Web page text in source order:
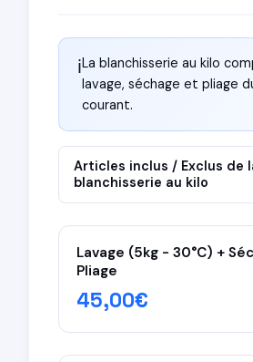
ℹ️La blanchisserie au kilo
lavage, séchage et pliage
courant.
Articles inclus / Exclus de
blanchisserie au kilo
✓ Inclus dans la
T-shirts & polos
Chaussettes
Lavage (5kg - 30°C) +
Pliage
45,00€